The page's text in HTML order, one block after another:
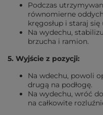
Podczas
równomierne
kręgosłup i staraj
Na wydechu,
brzucha i ramion.
5. Wyjście z pozycji:
Na wdechu, powoli
drugą na podłogę.
Na wydechu, wróć
na całkowite